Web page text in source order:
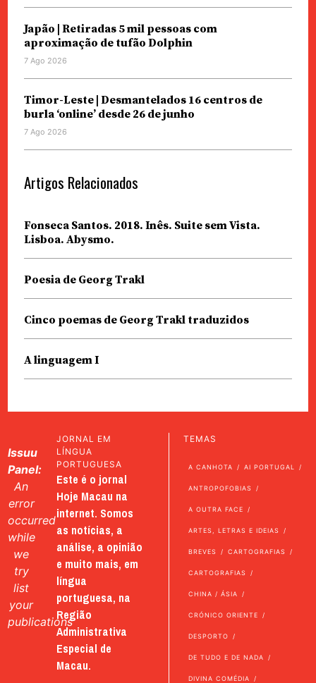
Japão | Retiradas 5 mil pessoas com
aproximação de tufão Dolphin
7 Ago 2026
Timor-Leste | Desmantelados 16 centros de
burla ‘online’ desde 26 de junho
7 Ago 2026
Artigos Relacionados
Fonseca Santos. 2018. Inês. Suite sem Vista.
Lisboa. Abysmo.
Poesia de Georg Trakl
Cinco poemas de Georg Trakl traduzidos
A linguagem I
Issuu
Panel:
An
error
occurred
while
we
try
list
your
publications
JORNAL EM
LÍNGUA
PORTUGUESA
Este é o jornal
Hoje Macau na
internet. Somos
as notícias, a
análise, a opinião
e muito mais, em
língua
portuguesa, na
Região
Administrativa
Especial de
Macau.
TEMAS
A CANHOTA AI PORTUGAL
ANTROPOFOBIAS
A OUTRA FACE
ARTES, LETRAS E IDEIAS
BREVES CARTOGRAFIAS
CARTOGRAFIAS
CHINA / ÁSIA
CRÓNICO ORIENTE
DESPORTO
DE TUDO E DE NADA
DIVINA COMÉDIA